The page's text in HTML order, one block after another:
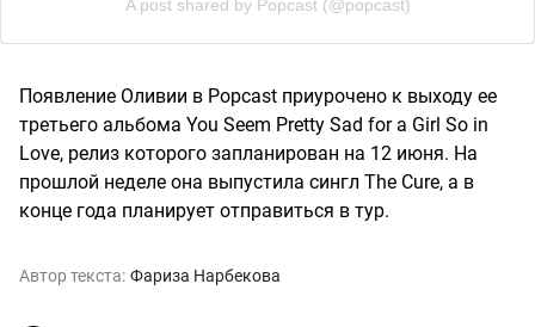
A post shared by Popcast (@popcast)
Появление Оливии в Popcast приурочено к выходу ее
третьего альбома You Seem Pretty Sad for a Girl So in
Love, релиз которого запланирован на 12 июня. На
прошлой неделе она выпустила сингл The Cure, а в
конце года планирует отправиться в тур.
Автор текста: Фариза Нарбекова